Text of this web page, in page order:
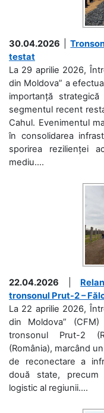
30.04.2026 |
testat
La 29 aprilie 2026,
din Moldova” a
importanță
segmentul recent
Cahul. Evenimentul
în consolidarea
sporirea rezilienței
mediu....
22.04.2026
tronsonul Prut-2 –
La 22 aprilie 2026,
din Moldova”
tronsonul Prut-2
(România), marcând
de reconectare a
două state, precum
logistic al regiunii....